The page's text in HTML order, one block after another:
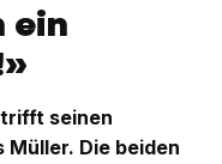
ein
seinen
Die beiden